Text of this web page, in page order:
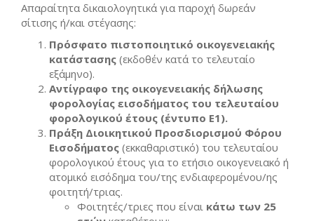
Απαραίτητα δικαιολογητικά για παροχή δωρεάν
σίτισης ή/και στέγασης:
Πρόσφατο πιστοποιητικό οικογενειακής
κατάστασης (εκδοθέν κατά το τελευταίο
εξάμηνο).
Αντίγραφο της οικογενειακής δήλωσης
φορολογίας εισοδήματος του τελευταίου
φορολογικού έτους (έντυπο Ε1).
Πράξη Διοικητικού Προσδιορισμού Φόρου
Εισοδήματος (εκκαθαριστικό) του τελευταίου
φορολογικού έτους για το ετήσιο οικογενειακό ή
ατομικό εισόδημα του/της ενδιαφερομένου/ης
φοιτητή/τριας.
Φοιτητές/τριες που είναι κάτω των 25